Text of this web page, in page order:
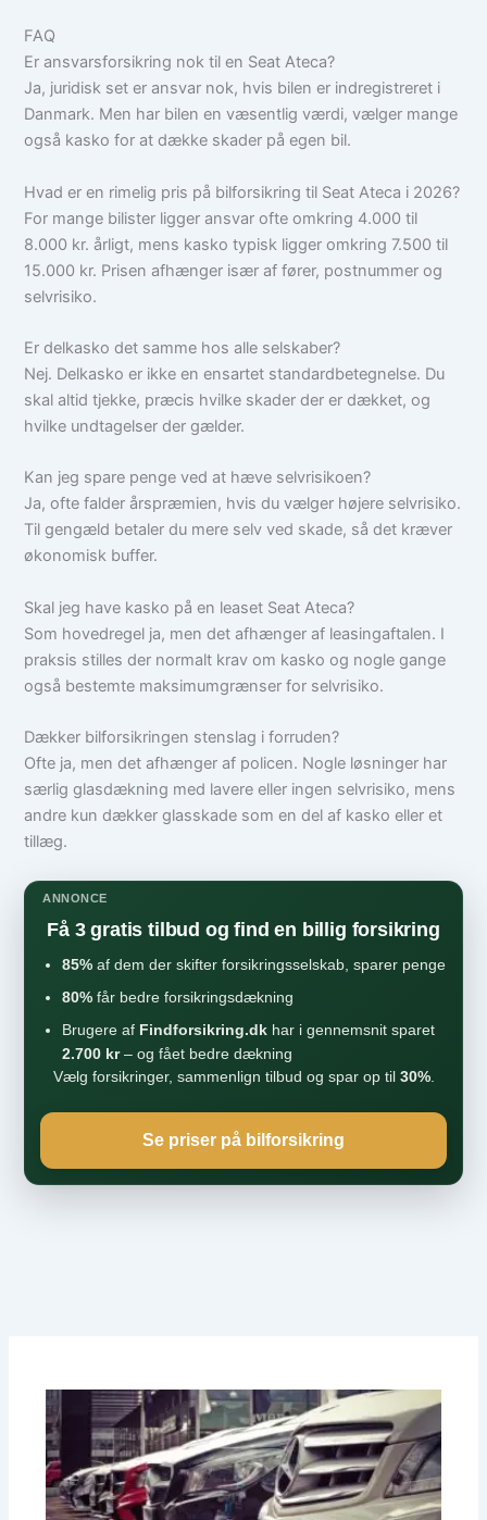
FAQ
Er ansvarsforsikring nok til en Seat Ateca?
Ja, juridisk set er ansvar nok, hvis bilen er indregistreret i
Danmark. Men har bilen en væsentlig værdi, vælger mange
også kasko for at dække skader på egen bil.
Hvad er en rimelig pris på bilforsikring til Seat Ateca i 2026?
For mange bilister ligger ansvar ofte omkring 4.000 til
8.000 kr. årligt, mens kasko typisk ligger omkring 7.500 til
15.000 kr. Prisen afhænger især af fører, postnummer og
selvrisiko.
Er delkasko det samme hos alle selskaber?
Nej. Delkasko er ikke en ensartet standardbetegnelse. Du
skal altid tjekke, præcis hvilke skader der er dækket, og
hvilke undtagelser der gælder.
Kan jeg spare penge ved at hæve selvrisikoen?
Ja, ofte falder årspræmien, hvis du vælger højere selvrisiko.
Til gengæld betaler du mere selv ved skade, så det kræver
økonomisk buffer.
Skal jeg have kasko på en leaset Seat Ateca?
Som hovedregel ja, men det afhænger af leasingaftalen. I
praksis stilles der normalt krav om kasko og nogle gange
også bestemte maksimumgrænser for selvrisiko.
Dækker bilforsikringen stenslag i forruden?
Ofte ja, men det afhænger af policen. Nogle løsninger har
særlig glasdækning med lavere eller ingen selvrisiko, mens
andre kun dækker glasskade som en del af kasko eller et
tillæg.
ANNONCE
Få 3 gratis tilbud og find en billig forsikring
85% af dem der skifter forsikringsselskab, sparer penge
80% får bedre forsikringsdækning
Brugere af Findforsikring.dk har i gennemsnit sparet
2.700 kr– og fået bedre dækning
Vælg forsikringer, sammenlign tilbud og spar op til 30%.
Se priser på bilforsikring